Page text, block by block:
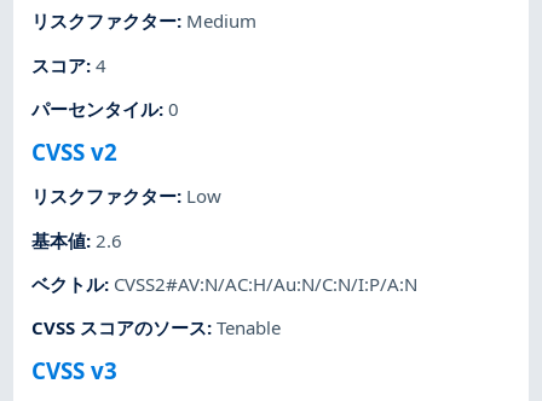
リスクファクター: Medium
スコア:4
パーセンタイル:0
CVSS v2
リスクファクター: Low
基本値: 2.6
ベクトル: CVSS2#AV:N/AC:H/Au:N/C:N/I:P/A:N
CVSS スコアのソース:Tenable
CVSS v3